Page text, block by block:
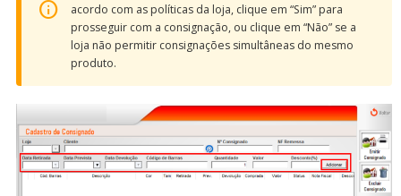
acordo com as políticas da loja, clique em “Sim” para
prosseguir com a consignação, ou clique em “Não” se a
loja não permitir consignações simultâneas do mesmo
produto.